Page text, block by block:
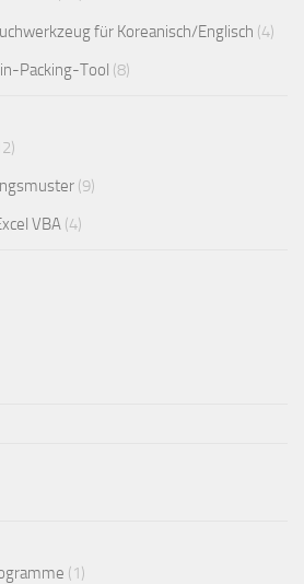
für Koreanisch/Englisch (4)
Packing-Tool (8)
(9)
VBA (4)
(1)